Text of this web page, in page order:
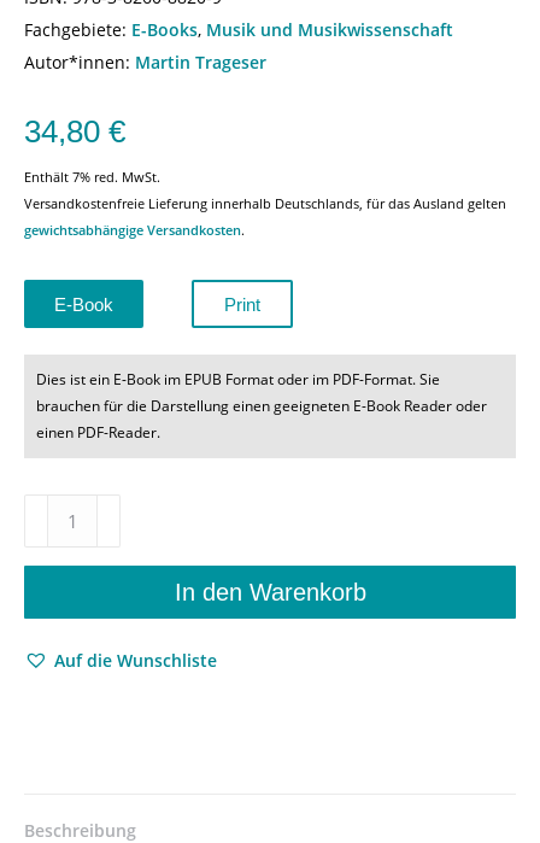
Fachgebiete: E-Books, Musik und Musikwissenschaft
Autor*innen: Martin Trageser
34,80 €
Enthält 7% red. MwSt.
Versandkostenfreie Lieferung innerhalb Deutschlands, für das Ausland gelten
gewichtsabhängige Versandkosten.
E-Book Print
Dies ist ein E-Book im EPUB Format oder im PDF-Format. Sie
brauchen für die Darstellung einen geeigneten E-Book Reader oder
einen PDF-Reader.
Herzen
Komponisten
–
In den Warenkorb
Auf die Wunschliste
Beschreibung